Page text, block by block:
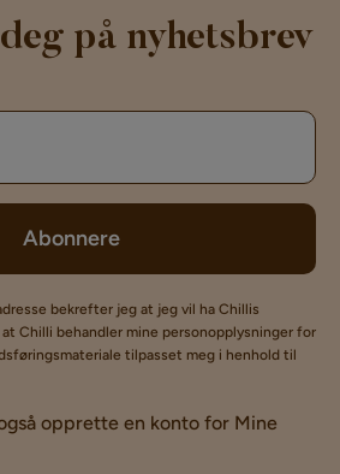
på nyhetsbrev
Abonnere
bekrefter jeg at jeg vil ha Chillis
Chilli behandler mine personopplysninger for
tilpasset meg i henhold til
opprette en konto for Mine